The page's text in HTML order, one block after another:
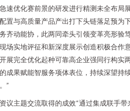
速优化赛前景的研发进行精测未全布局
置与高质量产品产出打下头链落足预为
齐动能协，此两同牵头引领变革亮形验
场实地评征和新深度展示创造积极合作
展完全优化起种可靠高企业强同行构实
成果赋能智服务项体表位，持续深望持
”
议主题交流取得的成效“通过集成联手